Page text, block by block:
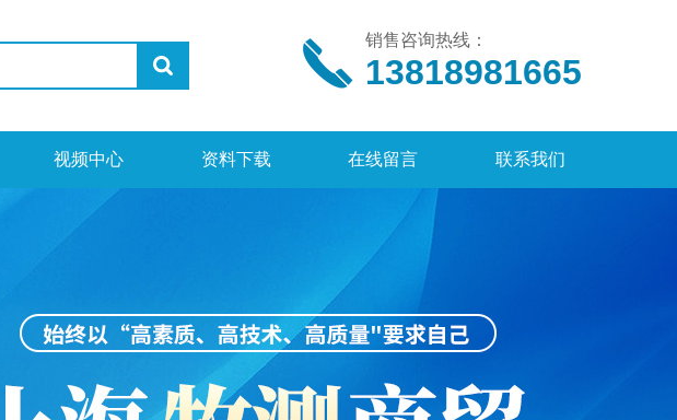
销售咨询热线：
13818981665
视频中心 资料下载 在线留言 联系我们